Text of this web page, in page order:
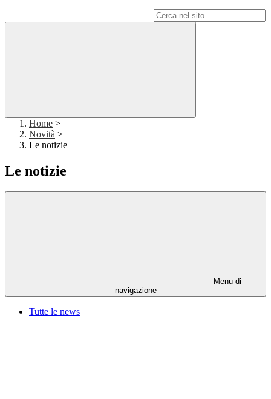
Home >
Novità >
Le notizie
Le notizie
Menu di
navigazione
Tutte le news